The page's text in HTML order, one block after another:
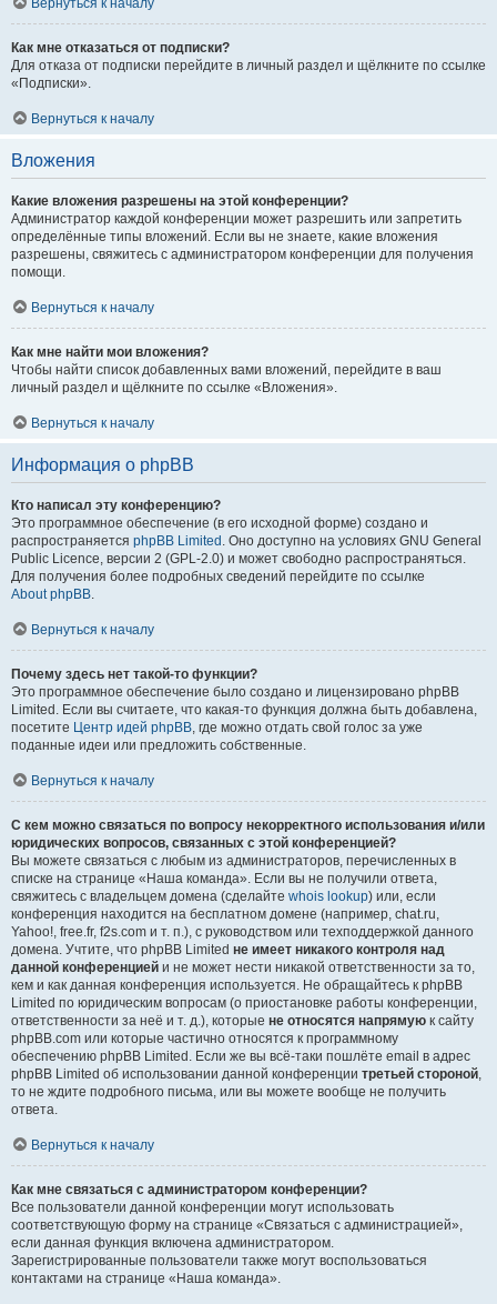
Как мне отказаться от подписки?
Для отказа от подписки перейдите в личный раздел и щёлкните по ссылке
«Подписки».
Вернуться к началу
Вложения
Какие вложения разрешены на этой конференции?
Администратор каждой конференции может разрешить или запретить
определённые типы вложений. Если вы не знаете, какие вложения
разрешены, свяжитесь с администратором конференции для получения
помощи.
Вернуться к началу
Как мне найти мои вложения?
Чтобы найти список добавленных вами вложений, перейдите в ваш
личный раздел и щёлкните по ссылке «Вложения».
Вернуться к началу
Информация о phpBB
Кто написал эту конференцию?
Это программное обеспечение (в его исходной форме) создано и
распространяется phpBB Limited . Оно доступно на условиях GNU General
Public Licence, версии 2 (GPL-2.0) и может свободно распространяться.
Для получения более подробных сведений перейдите по ссылке
About phpBB
Вернуться к началу
Почему здесь нет такой-то функции?
Это программное обеспечение было создано и лицензировано phpBB
Limited. Если вы считаете, что какая-то функция должна быть добавлена,
посетите Центр идей phpBB , где можно отдать свой голос за уже
поданные идеи или предложить собственные.
Вернуться к началу
С кем можно связаться по вопросу некорректного использования и/или
юридических вопросов, связанных с этой конференцией?
Вы можете связаться с любым из администраторов, перечисленных в
списке на странице «Наша команда». Если вы не получили ответа,
свяжитесь с владельцем домена (сделайте whois lookup) или, если
конференция находится на бесплатном домене (например, chat.ru,
Yahoo!, free.fr, f2s.com и т. п.), с руководством или техподдержкой данного
домена. Учтите, что phpBB Limited не имеет никакого контроля над
данной конференцией и не может нести никакой ответственности за то,
кем и как данная конференция используется. Не обращайтесь к phpBB
Limited по юридическим вопросам (о приостановке работы конференции,
ответственности за неё и т. д.), которые не относятся напрямую к сайту
phpBB.com или которые частично относятся к программному
обеспечению phpBB Limited. Если же вы всё-таки пошлёте email в адрес
phpBB Limited об использовании данной конференции третьей стороной
то не ждите подробного письма, или вы можете вообще не получить
ответа.
Вернуться к началу
Как мне связаться с администратором конференции?
Все пользователи данной конференции могут использовать
соответствующую форму на странице «Связаться с администрацией»,
если данная функция включена администратором.
Зарегистрированные пользователи также могут воспользоваться
контактами на странице «Наша команда».